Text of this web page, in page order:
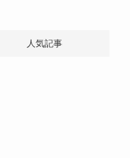
人気記事